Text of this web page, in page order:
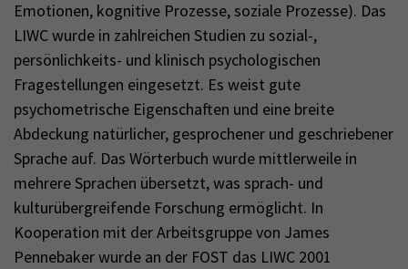
Emotionen, kognitive Prozesse, soziale Prozesse). Das
LIWC wurde in zahlreichen Studien zu sozial-,
persönlichkeits- und klinisch psychologischen
Fragestellungen eingesetzt. Es weist gute
psychometrische Eigenschaften und eine breite
Abdeckung natürlicher, gesprochener und geschriebener
Sprache auf. Das Wörterbuch wurde mittlerweile in
mehrere Sprachen übersetzt, was sprach- und
kulturübergreifende Forschung ermöglicht. In
Kooperation mit der Arbeitsgruppe von James
Pennebaker wurde an der FOST das LIWC 2001